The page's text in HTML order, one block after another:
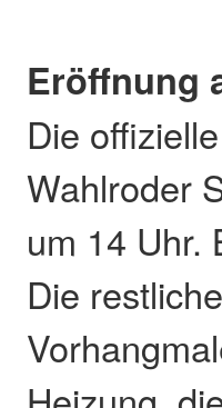
Eröffnung
Die
Wahlroder
um 14 Uhr.
Die